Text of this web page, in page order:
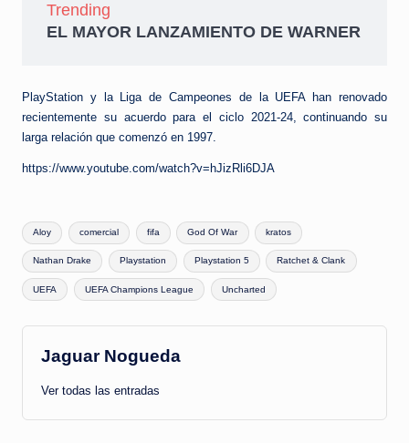
Trending
EL MAYOR LANZAMIENTO DE WARNER
PlayStation y la Liga de Campeones de la UEFA han renovado
recientemente su acuerdo para el ciclo 2021-24, continuando su
larga relación que comenzó en 1997.
https://www.youtube.com/watch?v=hJizRli6DJA
Etiquetas:
Aloy comercial fifa God Of War kratos
Nathan Drake Playstation Playstation 5 Ratchet & Clank
UEFA UEFA Champions League Uncharted
Jaguar Nogueda
Ver todas las entradas